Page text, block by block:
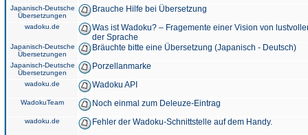
Japanisch-Deutsche
Übersetzungen
Brauche Hilfe bei Übersetzung
wadoku.de
Was ist Wadoku? – Fragemente einer Vision von
der Sprache
Japanisch-Deutsche
Übersetzungen
Bräuchte bitte eine Übersetzung (Japanisch - Deutsch)
Japanisch-Deutsche
Übersetzungen
Porzellanmarke
wadoku.de Wadoku API
WadokuTeam Noch einmal zum Deleuze-Eintrag
wadoku.de Fehler der Wadoku-Schnittstelle auf dem Handy.